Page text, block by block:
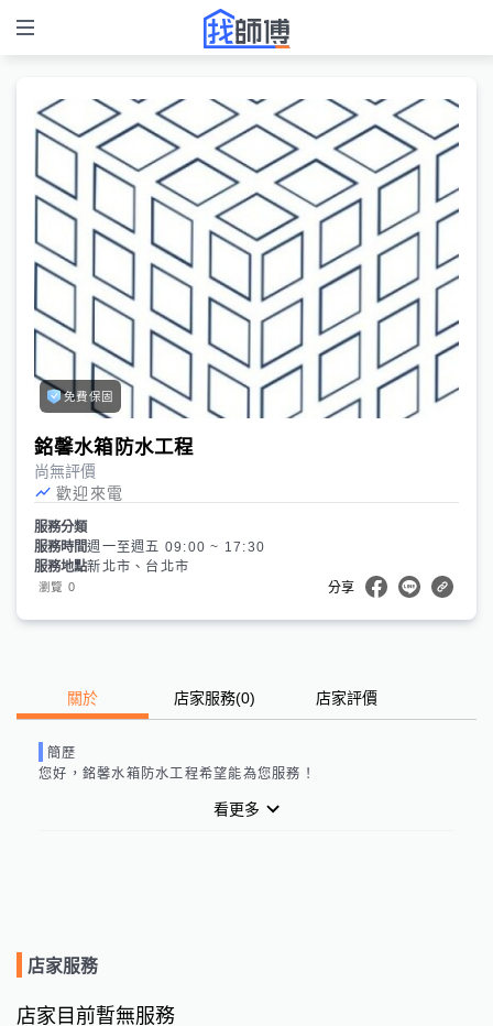
免費保固
銘馨水箱防水工程
尚無評價
歡迎來電
服務分類
服務時間週一至週五 09:00 ~ 17:30
服務地點新北市、台北市
瀏覽 0 分享
關於 店家服務(0) 店家評價
簡歷
您好， 銘馨水箱防水工程希望能為您服務！
看更多
店家服務
店家目前暫無服務